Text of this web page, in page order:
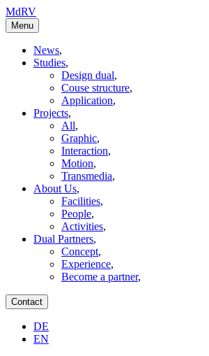
MdRV
Menu
News,
Studies,
Design dual,
Couse structure,
Application,
Projects,
All,
Graphic,
Interaction,
Motion,
Transmedia,
About Us,
Facilities,
People,
Activities,
Dual Partners,
Concept,
Experience,
Become a partner,
Contact
DE
EN